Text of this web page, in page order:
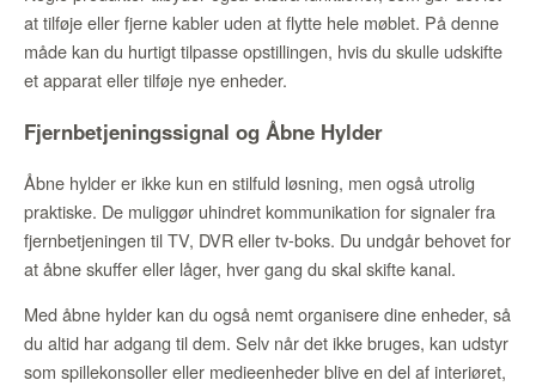
at tilføje eller fjerne kabler uden at flytte hele møblet. På denne
måde kan du hurtigt tilpasse opstillingen, hvis du skulle udskifte
et apparat eller tilføje nye enheder.
Fjernbetjeningssignal og Åbne Hylder
Åbne hylder er ikke kun en stilfuld løsning, men også utrolig
praktiske. De muliggør uhindret kommunikation for signaler fra
fjernbetjeningen til TV, DVR eller tv-boks. Du undgår behovet for
at åbne skuffer eller låger, hver gang du skal skifte kanal.
Med åbne hylder kan du også nemt organisere dine enheder, så
du altid har adgang til dem. Selv når det ikke bruges, kan udstyr
som spillekonsoller eller medieenheder blive en del af interiøret,